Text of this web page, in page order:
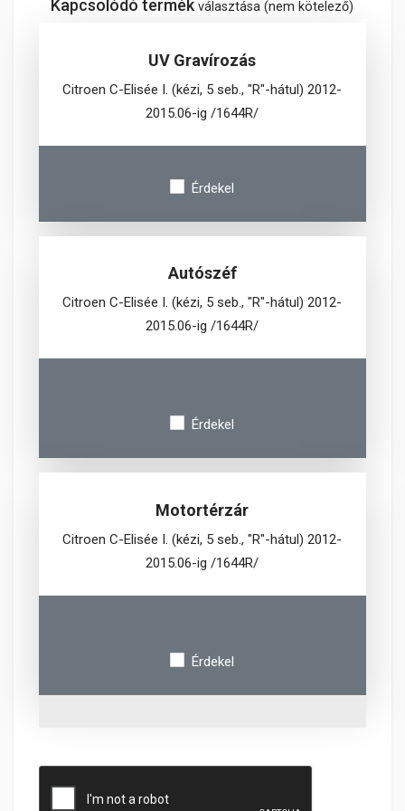
Kapcsolódó termékválasztása (nem kötelező)
UV Gravírozás
Citroen C-Elisée I. (kézi, 5 seb., "R"-hátul) 2012-
2015.06-ig /1644R/
Érdekel
Autószéf
Citroen C-Elisée I. (kézi, 5 seb., "R"-hátul) 2012-
2015.06-ig /1644R/
Érdekel
Motortérzár
Citroen C-Elisée I. (kézi, 5 seb., "R"-hátul) 2012-
2015.06-ig /1644R/
Érdekel